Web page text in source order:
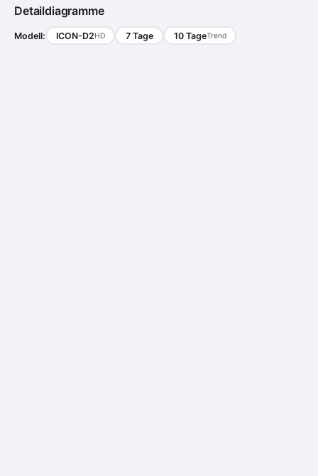
Detaildiagramme
Modell: ICON-D2HD 7 Tage 10 TageTrend